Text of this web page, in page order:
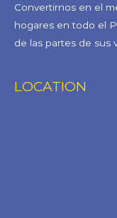
Convertirnos en el
hogares en todo el
de las partes de sus
LOCATION